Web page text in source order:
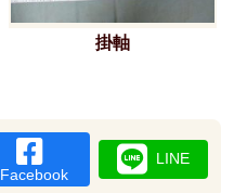
掛軸
Facebook
LINE